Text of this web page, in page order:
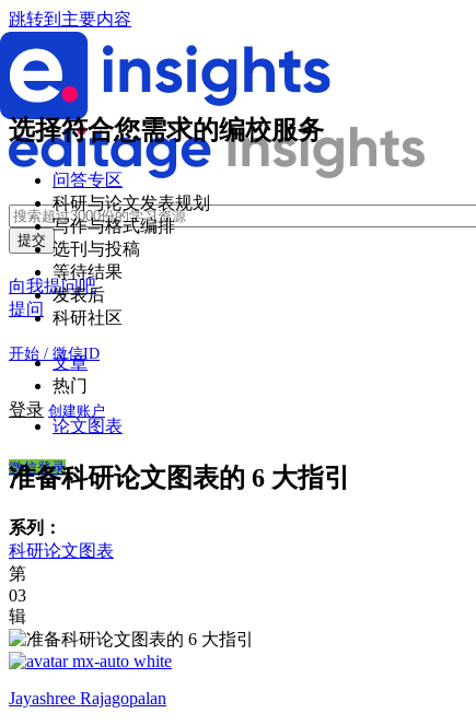
跳转到主要内容
向我提问吧
提问
开始 / 微信ID
登录 创建账户
微信登录
选择符合您需求的编校服务
问答专区
科研与论文发表规划
写作与格式编排
选刊与投稿
等待结果
发表后
科研社区
文章
热门
论文图表
准备科研论文图表的 6 大指引
系列：
科研论文图表
第
03
辑
Jayashree Rajagopalan